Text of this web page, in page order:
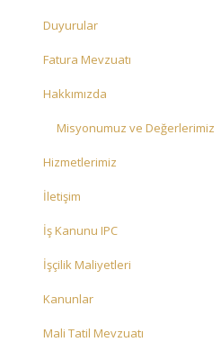
Duyurular
Fatura Mevzuatı
Hakkımızda
Misyonumuz ve Değerlerimiz
Hizmetlerimiz
İletişim
İş Kanunu IPC
İşçilik Maliyetleri
Kanunlar
Mali Tatil Mevzuatı